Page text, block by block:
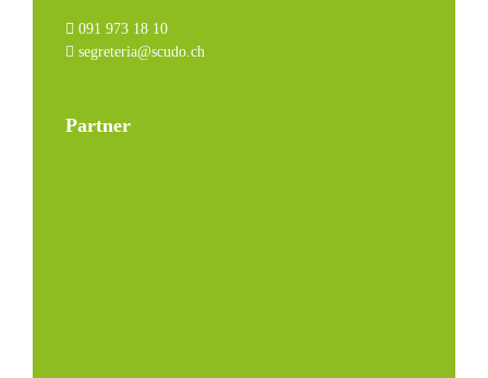
091 973 18 10
segreteria@scudo.ch
Partner